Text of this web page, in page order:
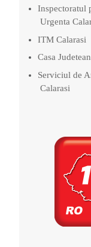
Inspectoratul
Urgenta
ITM Calarasi
Casa
Serviciul de
Calarasi